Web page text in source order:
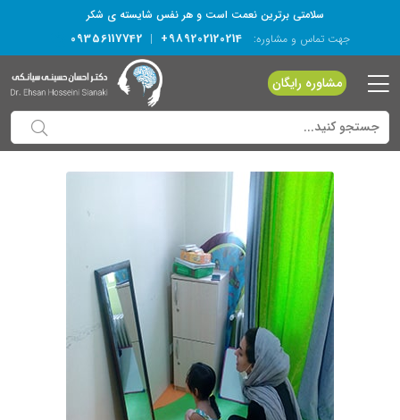
سلامتی برترین نعمت است و هر نفس شایسته­ ی شکر
جهت تماس و مشاوره:
+989202120214
|
09356117742
مشاوره رایگان